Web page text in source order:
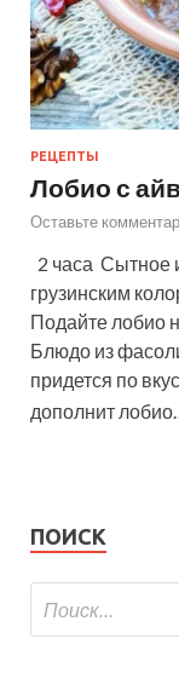
РЕЦЕПТЫ
Лобио с
Оставьте
2 часа Сытное
грузинским
Подайте лобио
Блюдо из
придется по
дополнит лобио…
ПОИСК